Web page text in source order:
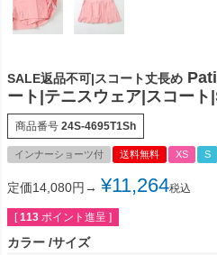
SALE返品不可|スコート丈長め
ート|テニスウェア|スコー
商品番号 24S-4695T1Sh
インナーショーツ付 送料無料 XS S
定価14,080円→ ¥11,264税込
[ 113 ポイント進呈 ]
カラー サイズ